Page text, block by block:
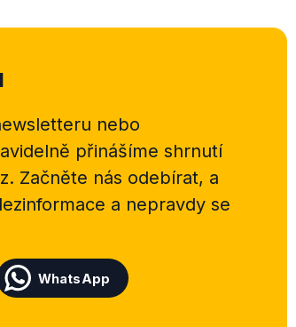
nebo
přinášíme shrnutí
Začněte nás odebírat, a
a nepravdy se
WhatsApp